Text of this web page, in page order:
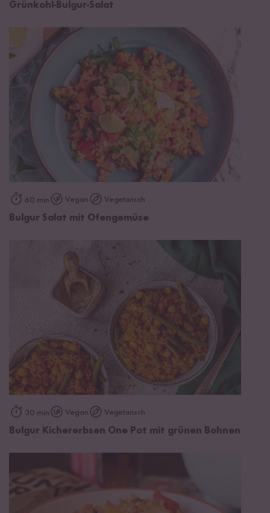
Grünkohl-Bulgur-Salat
60 min Vegan Vegetarisch
Bulgur Salat mit Ofengemüse
30 min Vegan Vegetarisch
Bulgur Kichererbsen One Pot mit grünen Bohnen